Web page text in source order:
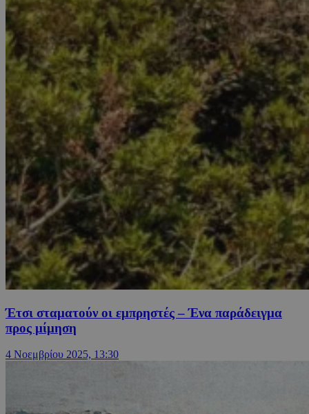
Έτσι σταματούν οι εμπρηστές – Ένα παράδειγμα
προς μίμηση
4 Νοεμβρίου 2025, 13:30